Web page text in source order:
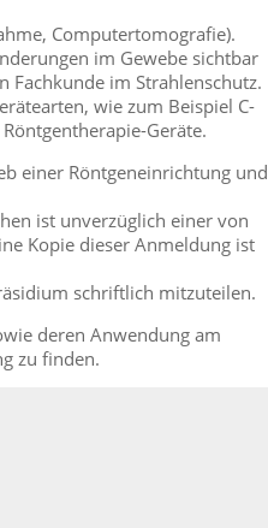
Computertomografie).
im Gewebe sichtbar
Fachkunde im Strahlenschutz.
wie zum Beispiel C-
Geräte.
einer Röntgeneinrichtung und
ist unverzüglich einer von
Kopie dieser Anmeldung ist
schriftlich mitzuteilen.
deren Anwendung am
zu finden.